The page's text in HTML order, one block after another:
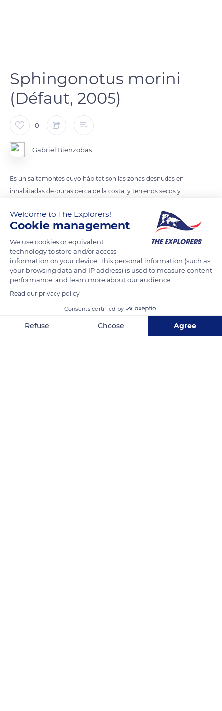
Sphingonotus morini
(Défaut, 2005)
0
Gabriel Bienzobas
Es un saltamontes cuyo hábitat son las zonas desnudas en
inhabitadas de dunas cerca de la costa, y terrenos secos y
España, en un eje que conformaría Granada con la costa
levantina y que llegaría hasta Madrid. Es muy similar al
sphingonotus azurescens. Es un género de saltamontes de la
subfamilia Oedipodinae, familia Acrididae.
READ MORE TRANSLATE
Welcome to The Explorers!
Cookie management
We use cookies or equivalent
technology to store and/or access
information on your device. This personal information (such as
your browsing data and IP address) is used to measure content
performance, and learn more about our audience.
Read our privacy policy
Consents certified by
Refuse Choose Agree